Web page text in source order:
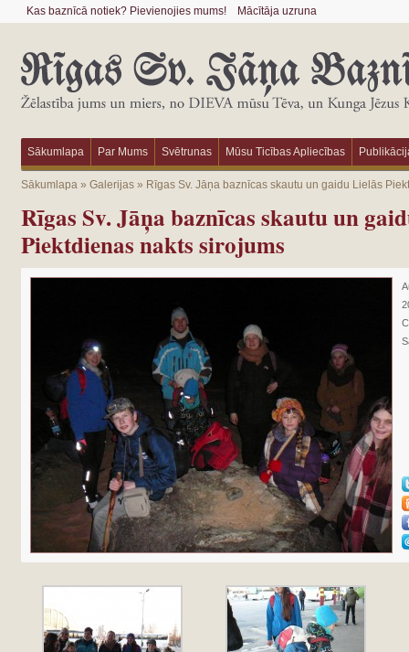
Kas baznīcā notiek? Pievienojies mums! Mācītāja uzruna
Sākumlapa Par Mums Svētrunas Mūsu Ticības Apliecības
Sākumlapa» Galerijas» Rīgas Sv. Jāņa baznīcas skautu un gaidu Lielās
Rīgas Sv. Jāņa baznīcas skautu un
Piektdienas nakts sirojums